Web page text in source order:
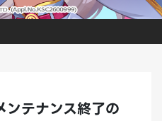
テナンス終了の